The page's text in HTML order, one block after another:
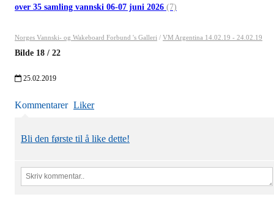
over 35 samling vannski 06-07 juni 2026 (7)
Norges Vannski- og Wakeboard Forbund 's Galleri / VM Argentina 14.02.19 - 24.02.19
Bilde 18 / 22
25.02.2019
Kommentarer Liker
Bli den første til å like dette!